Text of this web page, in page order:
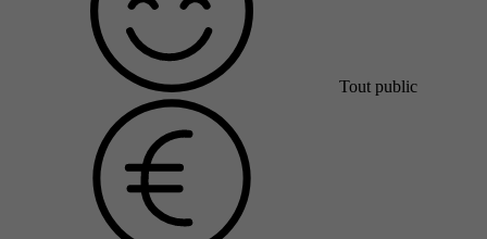
Tout public